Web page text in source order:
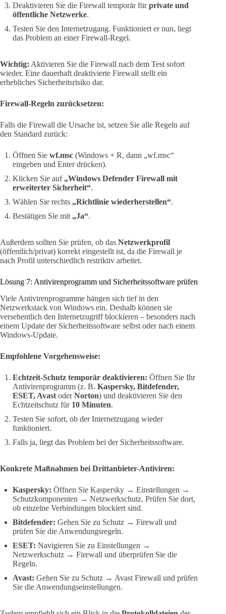
Deaktivieren Sie die Firewall temporär fürprivate und
öffentliche Netzwerke.
Testen Sie den Internetzugang. Funktioniert er nun, liegt
das Problem an einer Firewall-Regel.
Wichtig: Aktivieren Sie die Firewall nach dem Test sofort
wieder. Eine dauerhaft deaktivierte Firewall stellt ein
erhebliches Sicherheitsrisiko dar.
Firewall-Regeln zurücksetzen:
Falls die Firewall die Ursache ist, setzen Sie alle Regeln auf
den Standard zurück:
Öffnen Sie wf.msc (Windows + R, dann „wf.msc“
eingeben und Enter drücken).
Klicken Sie auf „Windows Defender Firewall mit
erweiterter Sicherheit“.
Wählen Sie rechts „Richtlinie wiederherstellen“.
Bestätigen Sie mit „Ja“.
Außerdem sollten Sie prüfen, ob das Netzwerkprofil
(öffentlich/privat) korrekt eingestellt ist, da die Firewall je
nach Profil unterschiedlich restriktiv arbeitet.
Lösung 7: Antivirenprogramm und Sicherheitssoftware prüfen
Viele Antivirenprogramme hängen sich tief in den
Netzwerkstack von Windows ein. Deshalb können sie
versehentlich den Internetzugriff blockieren – besonders nach
einem Update der Sicherheitssoftware selbst oder nach einem
Windows-Update.
Empfohlene Vorgehensweise:
Echtzeit-Schutz temporär deaktivieren: Öffnen Sie Ihr
Antivirenprogramm (z. B. Kaspersky, Bitdefender,
ESET, Avast oderNorton) und deaktivieren Sie den
Echtzeitschutz für 10 Minuten.
Testen Sie sofort, ob der Internetzugang wieder
funktioniert.
Falls ja, liegt das Problem bei der Sicherheitssoftware.
Konkrete Maßnahmen bei Drittanbieter-Antiviren:
Kaspersky: Öffnen Sie Kaspersky → Einstellungen →
Schutzkomponenten → Netzwerkschutz. Prüfen Sie dort,
ob einzelne Verbindungen blockiert sind.
Bitdefender: Gehen Sie zu Schutz → Firewall und
prüfen Sie die Anwendungsregeln.
ESET: Navigieren Sie zu Einstellungen →
Netzwerkschutz → Firewall und überprüfen Sie die
Regeln.
Avast: Gehen Sie zu Schutz → Avast Firewall und prüfen
Sie die Anwendungseinstellungen.